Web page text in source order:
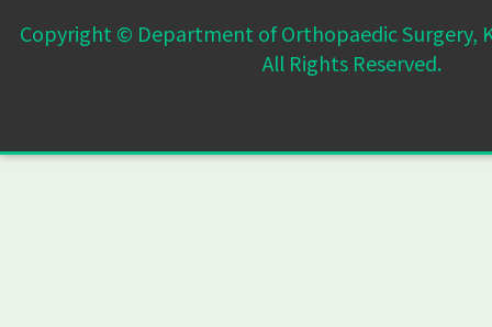
Copyright © Department of Orthopaedic Surgery,
All Rights Reserved.